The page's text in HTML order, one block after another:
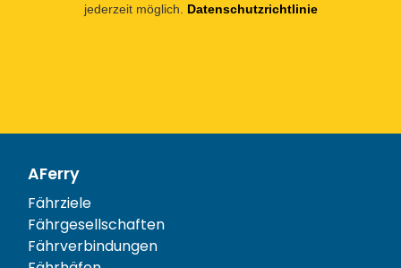
jederzeit möglich. Datenschutzrichtlinie
AFerry
Fährziele
Fährgesellschaften
Fährverbindungen